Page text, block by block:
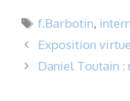
Étiquettes
f.Barbotin,
Exposition
Daniel Toutain :